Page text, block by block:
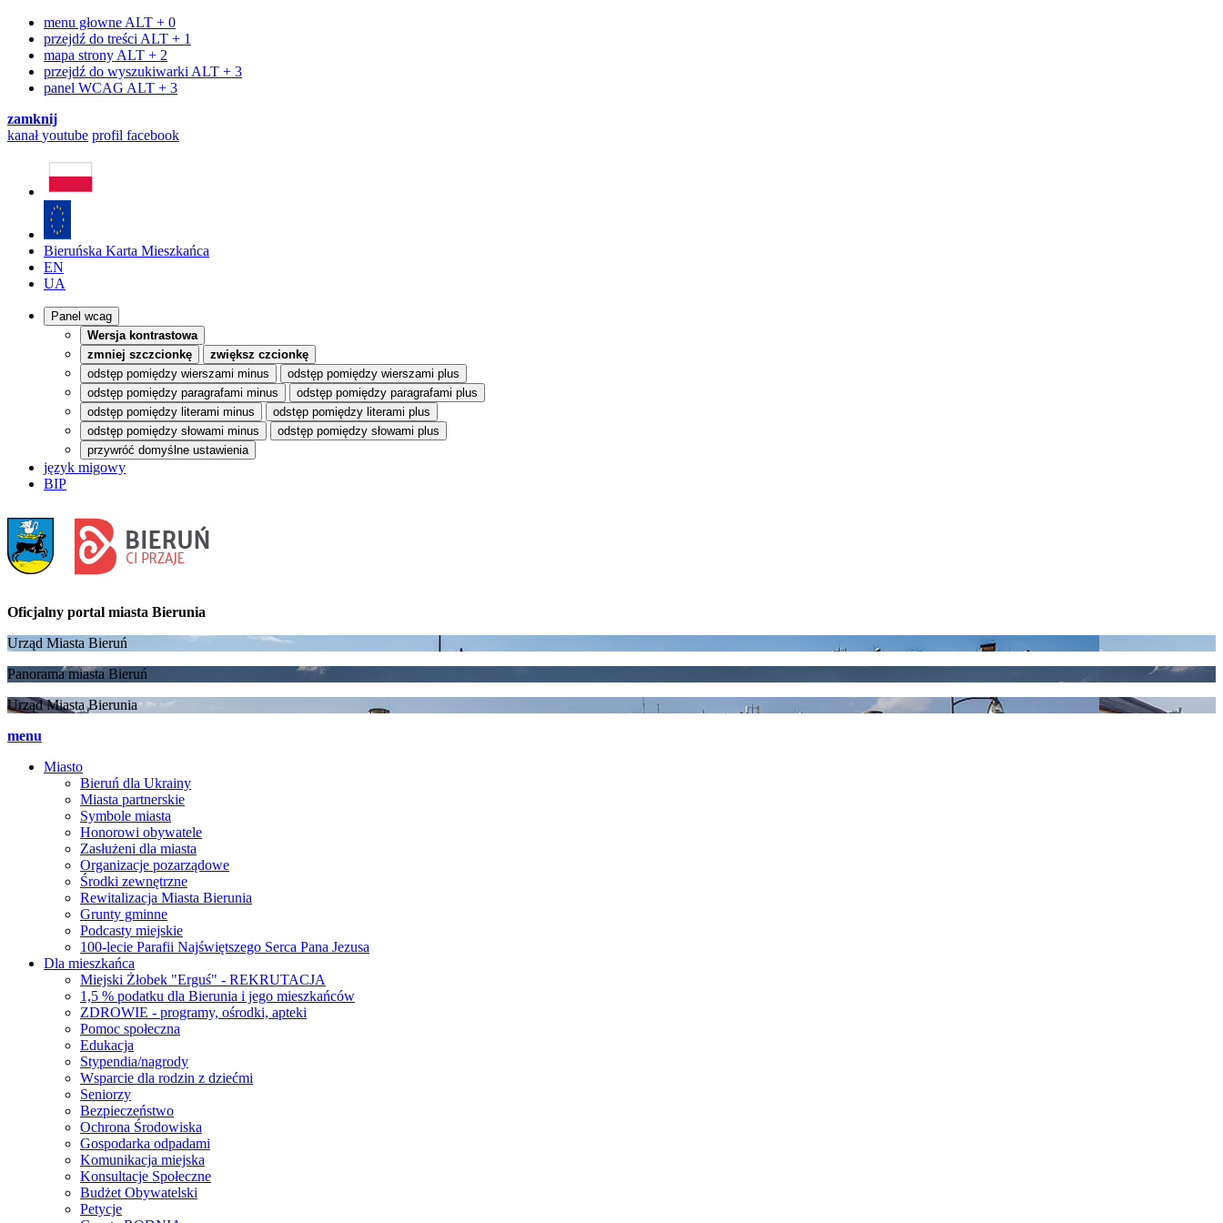
menu głowne ALT + 0
przejdź do treści ALT + 1
mapa strony ALT + 2
przejdź do wyszukiwarki ALT + 3
panel WCAG ALT + 3
zamknij
kanałyoutube profil facebook
Bieruńska Karta Mieszkańca
EN
UA
Panel wcag
Wersja kontrastowa
zmniej szczcionkę
zwiększ czcionkę
odstęp pomiędzy wierszami minus
odstęp pomiędzy wierszami plus
odstęp pomiędzy paragrafami minus
odstęp pomiędzy paragrafami plus
odstęp pomiędzy literami minus
odstęp pomiędzy literami plus
odstęp pomiędzy słowami minus
odstęp pomiędzy słowami plus
przywróć domyślne ustawienia
język migowy
BIP
Oficjalny portal miasta Bierunia
Urząd Miasta Bieruń
Panorama miasta Bieruń
Urząd Miasta Bierunia
menu
Miasto
Bieruń dla Ukrainy
Miasta partnerskie
Symbole miasta
Honorowi obywatele
Zasłużeni dla miasta
Organizacje pozarządowe
Środki zewnętrzne
Rewitalizacja Miasta Bierunia
Grunty gminne
Podcasty miejskie
100-lecie Parafii Najświętszego Serca Pana Jezusa
Dla mieszkańca
Miejski Żłobek "Erguś" - REKRUTACJA
1,5 % podatku dla Bierunia i jego mieszkańców
ZDROWIE - programy, ośrodki, apteki
Pomoc społeczna
Edukacja
Stypendia/nagrody
Wsparcie dla rodzin z dziećmi
Seniorzy
Bezpieczeństwo
Ochrona Środowiska
Gospodarka odpadami
Komunikacja miejska
Konsultacje Społeczne
Budżet Obywatelski
Petycje